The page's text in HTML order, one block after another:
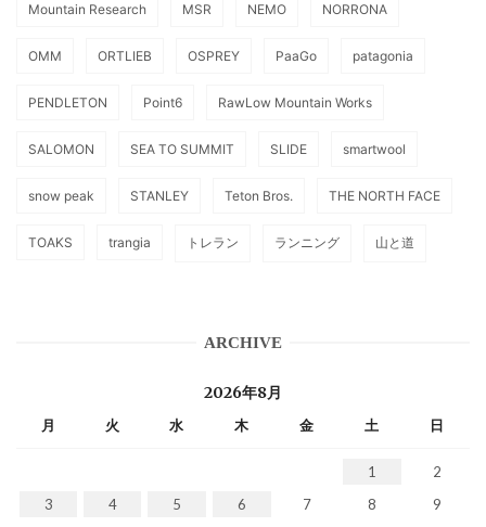
Mountain Research MSR NEMO NORRONA
OMM ORTLIEB OSPREY PaaGo patagonia
PENDLETON Point6 RawLow Mountain Works
SALOMON SEA TO SUMMIT SLIDE smartwool
snow peak STANLEY Teton Bros. THE NORTH FACE
TOAKS trangia トレラン ランニング 山と道
ARCHIVE
2026年8月
月 火 水 木 金 土 日
1
2
3
4 5 6 7 8 9